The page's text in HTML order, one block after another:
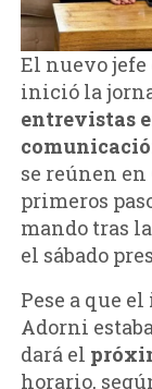
El nuevo jefe
inició la
entrevistas
se reúnen en
primeros
mando tras
el sábado
Pese a que
Adorni
dará el
horario,